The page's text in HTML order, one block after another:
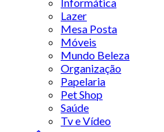
Lazer
Mesa Posta
Móveis
Mundo Beleza
Organização
Papelaria
Pet Shop
Saúde
Tv e Vídeo